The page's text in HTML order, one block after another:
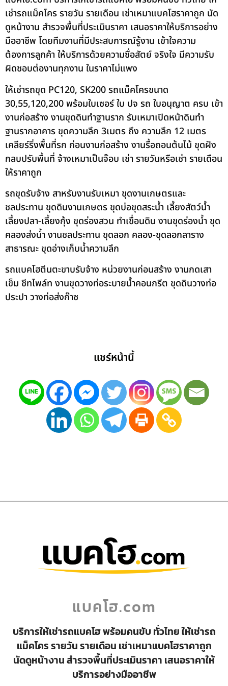
เช่ารถแม็คโคร รายวัน รายเดือน เช่าเหมาแบคโฮราคาถูก นัด
ดูหน้างาน สำรวจพื้นที่ประเมินราคา เสนอราคาให้บริการอย่าง
มืออาชีพ โดยทีมงานที่มีประสบการณ์รู้งาน เข้าใจความ
ต้องการลูกค้า ให้บริการด้วยความซื่อสัตย์ จริงใจ มีความรับ
ผิดชอบต่องานทุกงาน ในราคาไม่แพง
ให้เช่ารถขุด PC120, SK200 รถแม็คโครขนาด
30,55,120,200 พร้อมใบเซอร์ ใบ ปจ รถ ใบอนุญาต ครบ เข้า
งานก่อสร้าง งานขุดดินทำฐานราก รับเหมาเปิดหน้าดินทำ
ฐานรากอาคาร ขุดความลึก 3เมตร ถึง ความลึก 12 เมตร
เคลียร์ริ่งพื้นที่รก ก่อนงานก่อสร้าง งานรื้อถอนต้นไม้ ขุดฝัง
กลบปรับพื้นที่ จ้างเหมาเป็นจ๊อบ เช่า รายวันหรือเช่า รายเดือน
ให้ราคาถูก
รถขุดรับจ้าง สาหรับงานรับเหมา ขุดงานเกษตรและ
ชลประทาน ขุดดินงานเกษตร ขุดบ่อขุดสระน้ำ เลี้ยงสัตว์น้ำ
เลี้ยงปลา-เลี้ยงกุ้ง ขุดร่องสวน ทำเขื่อนดิน งานขุดร่องน้ำ ขุด
คลองส่งน้ำ งานชลประทาน ขุดลอก คลอง-ขุดลอกลาราง
สาธารณะ ขุดอ่างเก็บน้ำความลึก
รถแบคโฮตีนตะขาบรับจ้าง หน่วยงานก่อนสร้าง งานกดเสา
เข็ม ชีทไพล์ท งานขุดวางท่อระบายน้ำคอนกรีต ขุดดินวางท่อ
ประปา วางท่อส่งก๊าซ
แชร์หน้านี้
แบคโฮ.com
บริการให้เช่ารถแบคโฮ พร้อมคนขับ ทั่วไทย ให้เช่ารถ
แม็คโคร รายวัน รายเดือน เช่าเหมาแบคโฮราคาถูก
นัดดูหน้างาน สำรวจพื้นที่ประเมินราคา เสนอราคาให้
บริการอย่างมืออาชีพ